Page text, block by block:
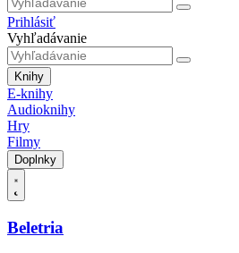
Prihlásiť
Vyhľadávanie
Knihy
E-knihy
Audioknihy
Hry
Filmy
Doplnky
Beletria